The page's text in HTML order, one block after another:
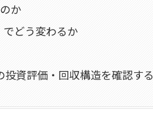
か
どう変わるか
資評価・回収構造を確認する